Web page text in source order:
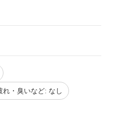
れ・臭いなど: なし